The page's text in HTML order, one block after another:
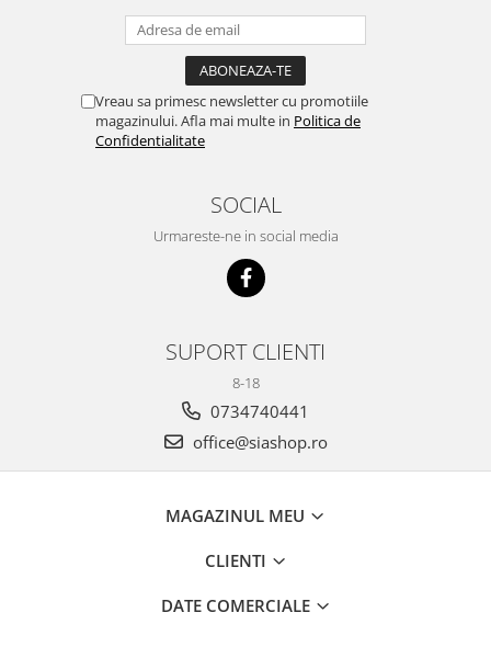
Vreau sa primesc newsletter cu promotiile
magazinului. Afla mai multe in Politica de
Confidentialitate
SOCIAL
Urmareste-ne in social media
SUPORT CLIENTI
8-18
0734740441
office@siashop.ro
MAGAZINUL MEU
CLIENTI
DATE COMERCIALE